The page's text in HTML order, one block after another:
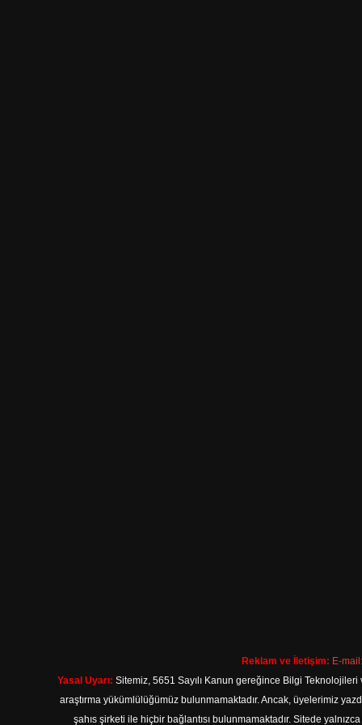
Reklam ve İletişim: E-mail:
Yasal Uyarı: Sitemiz, 5651 Sayılı Kanun gereğince Bilgi
araştırma yükümlülüğümüz bulunmamaktadır. Ancak, üyelerimiz
şahıs şirketi ile hiçbir bağlantısı bulunmamaktadır. Sitede